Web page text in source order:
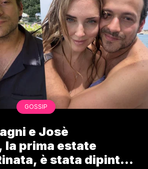
GOSSIP
e Josè
la prima estate
è stata dipinta